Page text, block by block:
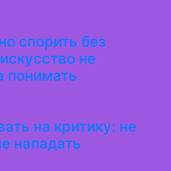
спорить без
не
понимать
на критику: не
нападать